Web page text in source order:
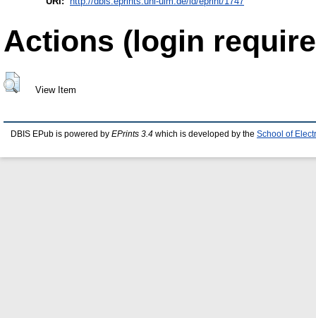
Actions (login
View Item
DBIS EPub is powered by EPrints 3.4 which is developed by the School of